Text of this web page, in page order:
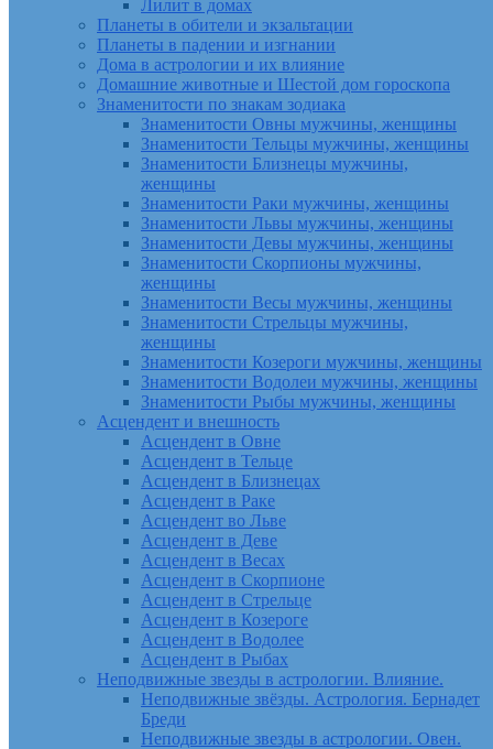
Лилит в домах
Планеты в обители и экзальтации
Планеты в падении и изгнании
Дома в астрологии и их влияние
Домашние животные и Шестой дом гороскопа
Знаменитости по знакам зодиака
Знаменитости Овны мужчины, женщины
Знаменитости Тельцы мужчины, женщины
Знаменитости Близнецы мужчины,
женщины
Знаменитости Раки мужчины, женщины
Знаменитости Львы мужчины, женщины
Знаменитости Девы мужчины, женщины
Знаменитости Скорпионы мужчины,
женщины
Знаменитости Весы мужчины, женщины
Знаменитости Стрельцы мужчины,
женщины
Знаменитости Козероги мужчины, женщины
Знаменитости Водолеи мужчины, женщины
Знаменитости Рыбы мужчины, женщины
Асцендент и внешность
Асцендент в Овне
Асцендент в Тельце
Асцендент в Близнецах
Асцендент в Раке
Асцендент во Льве
Асцендент в Деве
Асцендент в Весах
Асцендент в Скорпионе
Асцендент в Стрельце
Асцендент в Козероге
Асцендент в Водолее
Асцендент в Рыбах
Неподвижные звезды в астрологии. Влияние.
Неподвижные звёзды. Астрология. Бернадет
Бреди
Неподвижные звезды в астрологии. Овен.